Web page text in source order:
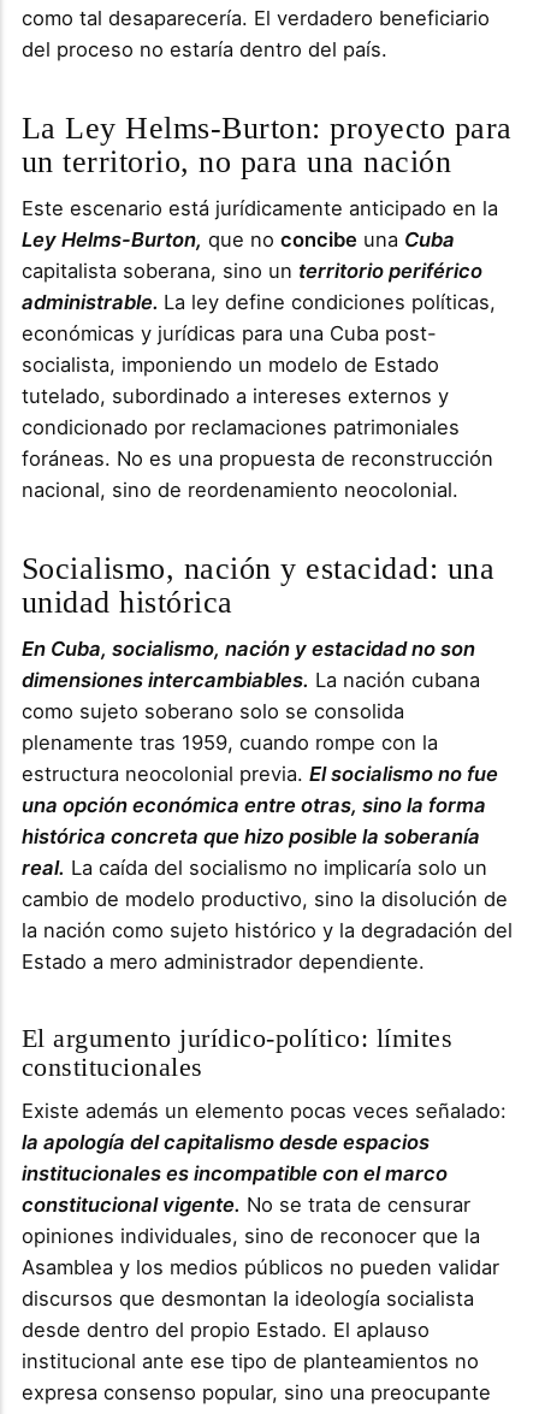
como tal desaparecería. El verdadero beneficiario
del proceso no estaría dentro del país.
La Ley Helms-Burton: proyecto para
un territorio, no para una nación
Este escenario está jurídicamente anticipado en la
Ley Helms-Burton, que no concibe una Cuba
capitalista soberana, sino un territorio periférico
administrable. La ley define condiciones políticas,
económicas y jurídicas para una Cuba post-
socialista, imponiendo un modelo de Estado
tutelado, subordinado a intereses externos y
condicionado por reclamaciones patrimoniales
foráneas. No es una propuesta de reconstrucción
nacional, sino de reordenamiento neocolonial.
Socialismo, nación y estacidad: una
unidad histórica
En Cuba, socialismo, nación y estacidad no son
dimensiones intercambiables. La nación cubana
como sujeto soberano solo se consolida
plenamente tras 1959, cuando rompe con la
estructura neocolonial previa. El socialismo no fue
una opción económica entre otras, sino la forma
histórica concreta que hizo posible la soberanía
real. La caída del socialismo no implicaría solo un
cambio de modelo productivo, sino la disolución de
la nación como sujeto histórico y la degradación del
Estado a mero administrador dependiente.
El argumento jurídico-político: límites
constitucionales
Existe además un elemento pocas veces señalado:
la apología del capitalismo desde espacios
institucionales es incompatible con el marco
constitucional vigente. No se trata de censurar
opiniones individuales, sino de reconocer que la
Asamblea y los medios públicos no pueden validar
discursos que desmontan la ideología socialista
desde dentro del propio Estado. El aplauso
institucional ante ese tipo de planteamientos no
expresa consenso popular, sino una preocupante